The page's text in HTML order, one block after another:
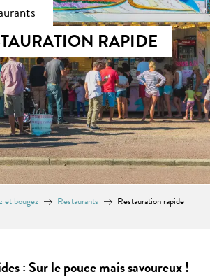
RAPIDE
et bougez Restaurants Restauration rapide
: Sur le pouce mais savoureux !